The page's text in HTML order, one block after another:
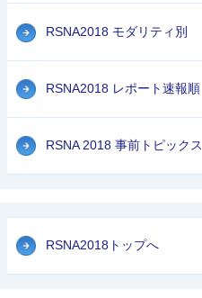
RSNA2018 モダリティ別
RSNA2018 レポート速報順
RSNA 2018 事前トピックス
RSNA2018トップへ